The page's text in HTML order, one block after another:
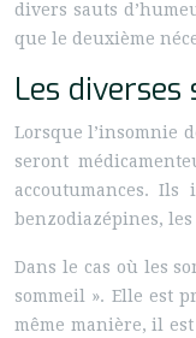
divers sauts
que le deuxième
Les
Lorsque l’insomnie
seront
accoutumances.
benzodiazépines,
Dans le cas où les
sommeil ». Elle est
même manière, il